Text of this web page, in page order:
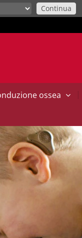
Continua
ossea |